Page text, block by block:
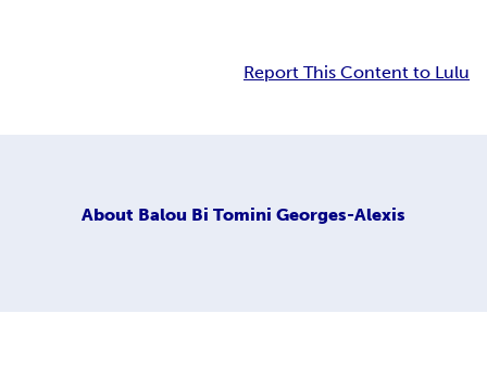
Report This Content to Lulu
About Balou Bi Tomini Georges-Alexis